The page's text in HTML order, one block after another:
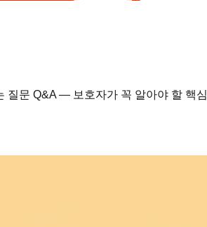
질문 Q&A — 보호자가 꼭 알아야 할 핵심